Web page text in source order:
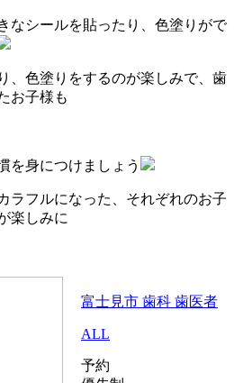
なシールを貼ったり、色塗りがで
、色塗りをするのが楽しみで、歯
お子様も
を身につけましょう
ラフルになった、それぞれのお子
楽しみに
富士見市 歯科 歯医者
ALL
予約